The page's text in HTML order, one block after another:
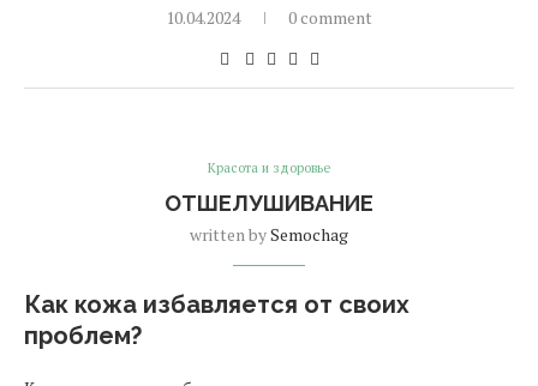
10.04.2024 0 comment
Красота и здоровье
ОТШЕЛУШИВАНИЕ
written bySemochag
Как кожа избавляется от своих
проблем?